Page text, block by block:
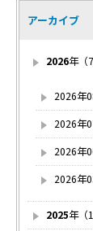
アーカイブ
2026年（7
2026年
2026年
2026年
2026年
2025年（